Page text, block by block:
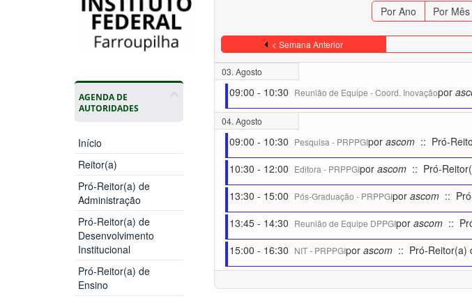
AGENDA DE
AUTORIDADES
Início
Reitor(a)
Pró-Reitor(a) de
Administração
Pró-Reitor(a) de
Desenvolvimento
Institucional
Pró-Reitor(a) de
Ensino
Por Ano Por Mês
< Semana Anterior
03. Agosto
09:00 - 10:30 Reunião de Equipe - Coord. Inovaçãopor
04. Agosto
09:00 - 10:30 Pesquisa - PRPPGIpor ascom :: Pró-
10:30 - 12:00 Editora - PRPPGIpor ascom :: Pró-
13:30 - 15:00 Pós-Graduação - PRPPGIpor ascom ::
13:45 - 14:30 Reunião de Equipe DPPGIpor ascom ::
15:00 - 16:30 NIT - PRPPGIpor ascom :: Pró-Reitor(a)